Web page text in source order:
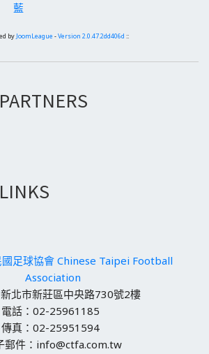
藍
by JoomLeague -Version 2.0.47.2dd406d ::
國足球協會 Chinese Taipei Football
Association
北市新莊區中央路730號2樓
電話：02-25961185
傳真：02-25951594
郵件：info@ctfa.com.tw